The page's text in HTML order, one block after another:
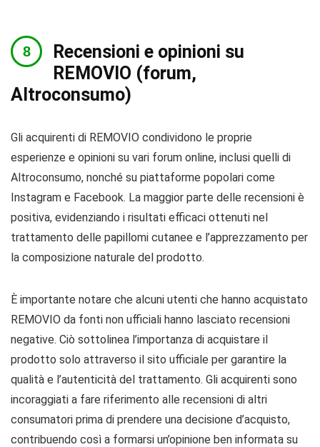
Recensioni e opinioni su
REMOVIO (forum,
Altroconsumo)
Gli acquirenti di REMOVIO condividono le proprie
esperienze e opinioni su vari forum online, inclusi quelli di
Altroconsumo, nonché su piattaforme popolari come
Instagram e Facebook. La maggior parte delle recensioni è
positiva, evidenziando i risultati efficaci ottenuti nel
trattamento delle papillomi cutanee e l’apprezzamento per
la composizione naturale del prodotto.
È importante notare che alcuni utenti che hanno acquistato
REMOVIO da fonti non ufficiali hanno lasciato recensioni
negative. Ciò sottolinea l’importanza di acquistare il
prodotto solo attraverso il sito ufficiale per garantire la
qualità e l’autenticità del trattamento. Gli acquirenti sono
incoraggiati a fare riferimento alle recensioni di altri
consumatori prima di prendere una decisione d’acquisto,
contribuendo così a formarsi un’opinione ben informata su